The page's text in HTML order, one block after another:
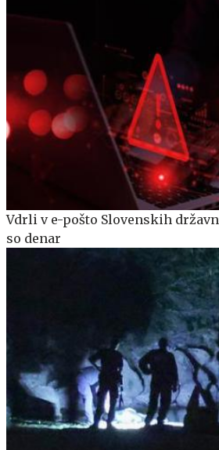
Vdrli v e-pošto Slovenskih
so denar